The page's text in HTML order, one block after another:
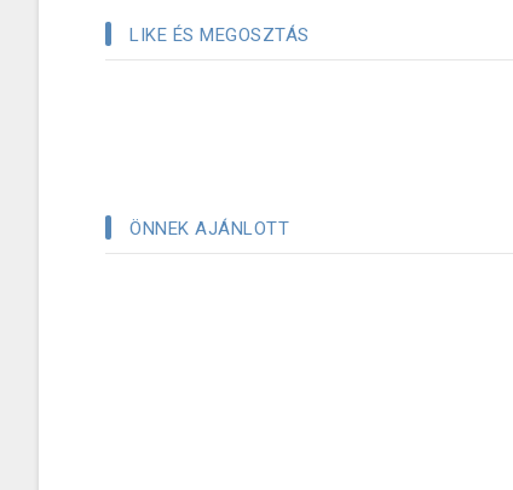
LIKE ÉS MEGOSZTÁS
ÖNNEK AJÁNLOTT